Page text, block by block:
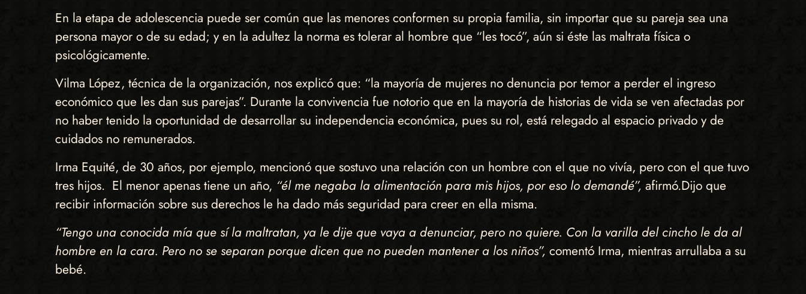
En la etapa de adolescencia puede ser común que las menores conformen su propia familia, sin importar que su pareja sea una
persona mayor o de su edad; y en la adultez la norma es tolerar al hombre que “les tocó”, aún si éste las maltrata física o
psicológicamente.
Vilma López, técnica de la organización, nos explicó que: “la mayoría de mujeres no denuncia por temor a perder el ingreso
económico que les dan sus parejas”. Durante la convivencia fue notorio que en la mayoría de historias de vida se ven afectadas por
no haber tenido la oportunidad de desarrollar su independencia económica, pues su rol, está relegado al espacio privado y de
cuidados no remunerados.
Irma Equité, de 30 años, por ejemplo, mencionó que sostuvo una relación con un hombre con el que no vivía, pero con el que tuvo
tres hijos. El menor apenas tiene un año, “él me negaba la alimentación para mis hijos, por eso lo demandé”, afirmó.Dijo que
recibir información sobre sus derechos le ha dado más seguridad para creer en ella misma.
“Tengo una conocida mía que sí la maltratan, ya le dije que vaya a denunciar, pero no quiere. Con la varilla del cincho le da al
hombre en la cara. Pero no se separan porque dicen que no pueden mantener a los niños”, comentó Irma, mientras arrullaba a su
bebé.